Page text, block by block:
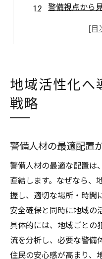
警備視点から
警備と連携し
警備人材マネジメ
警備の質向上
警備体制強化
警備マネジメ
地域課題解決
嘉麻市の魅力を支
警備で地域資
警備体制が観
地域活性化へ
戦略
警備人材の最適配置
警備人材の最適な配置は
直結します。なぜなら、
握し、適切な場所・時間
安全確保と同時に地域の
具体的には、地域ごとの
流を分析し、必要な警備
住民の安心感が高まり、